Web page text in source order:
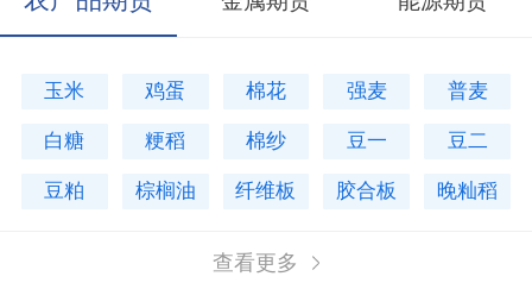
玉米 鸡蛋 棉花 强麦 普麦
白糖 粳稻 棉纱 豆一 豆二
豆粕 棕榈油 纤维板 胶合板 晚籼稻
查看更多